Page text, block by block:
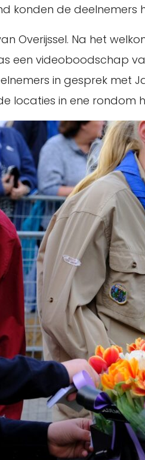
konden de
Overijssel. Na het
een videoboodschap
in gesprek met
locaties in ene rondom